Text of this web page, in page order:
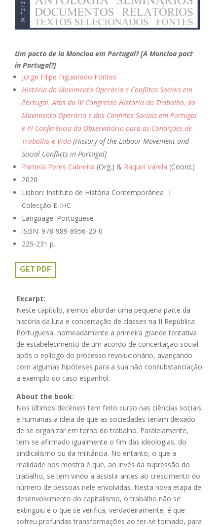
Um pacto de la Moncloa em Portugal? [A Moncloa pact
in Portugal?]
Jorge Filipe Figueiredo Fontes
História do Movimento Operário e Conflitos Sociais em
Portugal. Atas do IV Congresso História do Trabalho, do
Movimento Operário e dos Conflitos Sociais em Portugal
e III Conferência do Observatório para as Condições de
Trabalho e Vida [History of the Labour Movement and
Social Conflicts in Portugal]
Pamela Peres Cabreira (Org.) & Raquel Varela (Coord.)
2020
Lisbon: Instituto de História Contemporânea |
Colecção E-IHC
Language: Portuguese
ISBN: 978-989-8956-20-0
225-231 p.
GET PDF
Excerpt:
Neste capítulo, iremos abordar uma pequena parte da
história da luta e concertação de classes na II República
Portuguesa, nomeadamente a primeira grande tentativa
de estabelecimento de um acordo de concertação social
após o epílogo do processo revolucionário, avançando
com algumas hipóteses para a sua não consubstanciação
a exemplo do caso espanhol.
About the book:
Nos últimos decénios tem feito curso nas ciências sociais
e humanas a ideia de que as sociedades teriam deixado
de se organizar em torno do trabalho. Paralelamente,
tem-se afirmado igualmente o fim das ideologias, do
sindicalismo ou da militância. No entanto, o que a
realidade nos mostra é que, ao invés da supressão do
trabalho, se tem vindo a assistir antes ao crescimento do
número de pessoas nele envolvidas. Nesta nova etapa de
desenvolvimento do capitalismo, o trabalho não se
extinguiu e o que se verifica, verdadeiramente, é que
sofreu profundas transformações ao ter-se tornado, para